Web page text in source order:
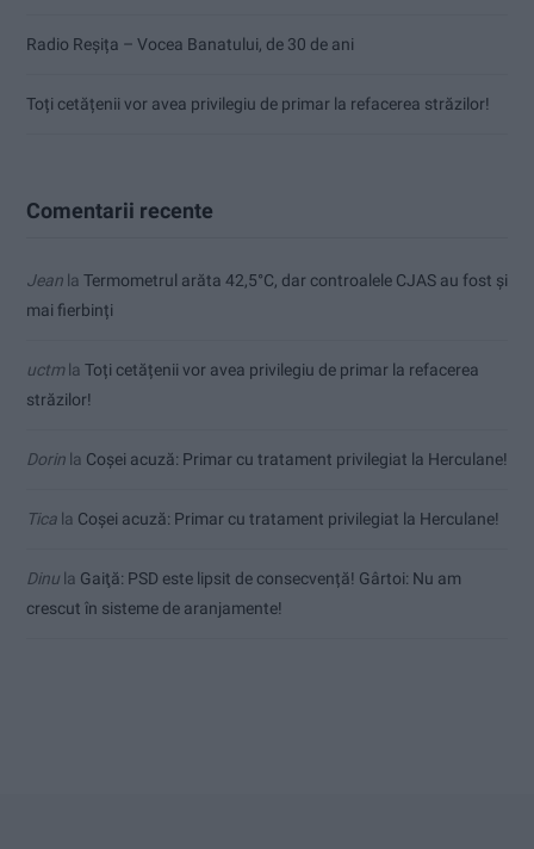
Radio Reșița – Vocea Banatului, de 30 de ani
Toți cetățenii vor avea privilegiu de primar la refacerea străzilor!
Comentarii recente
Jean la Termometrul arăta 42,5°C, dar controalele CJAS au fost și
mai fierbinți
uctmla Toți cetățenii vor avea privilegiu de primar la refacerea
străzilor!
Dorin la Coșei acuză: Primar cu tratament privilegiat la Herculane!
Tica la Coșei acuză: Primar cu tratament privilegiat la Herculane!
Dinu la Gaiţă: PSD este lipsit de consecvență! Gârtoi: Nu am
crescut în sisteme de aranjamente!